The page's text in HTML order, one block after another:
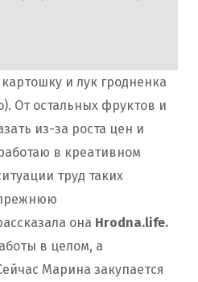
и лук гродненка
От остальных фруктов и
из-за роста цен и
в креативном
труд таких
она Hrodna.life.
в целом, а
Марина закупается